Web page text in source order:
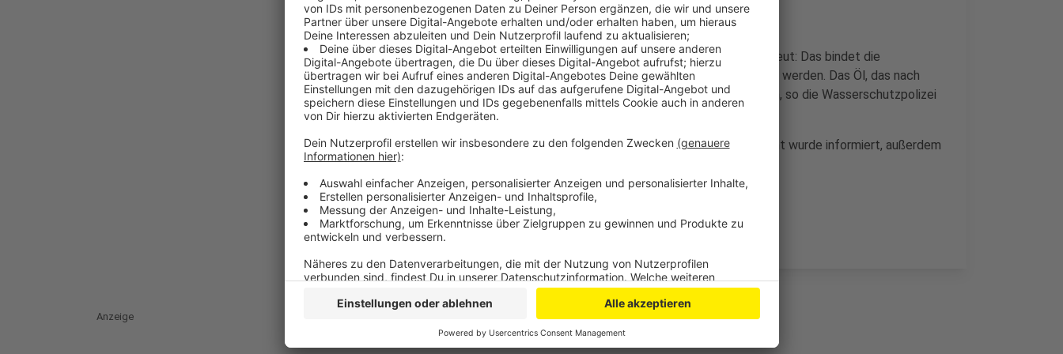
Die Feuerwehr Köln hat das Öl, was vor Ort zu sehen war, abgestreut: Das bindet die
Flüssigkeit, anschließend kann das Öl dann leichter aufgenommen werden. Das Öl, das nach
Leverkusen weitergeflossen ist, kann nicht aufgenommen werden, so die Wasserschutzpolizei
- es wird jetzt weiter im Rhein treiben.
Die Polizei hat ihren Einsatz mittlerweile beendet. Das Umweltamt wurde informiert, außerdem
Anzeige
Anzeige